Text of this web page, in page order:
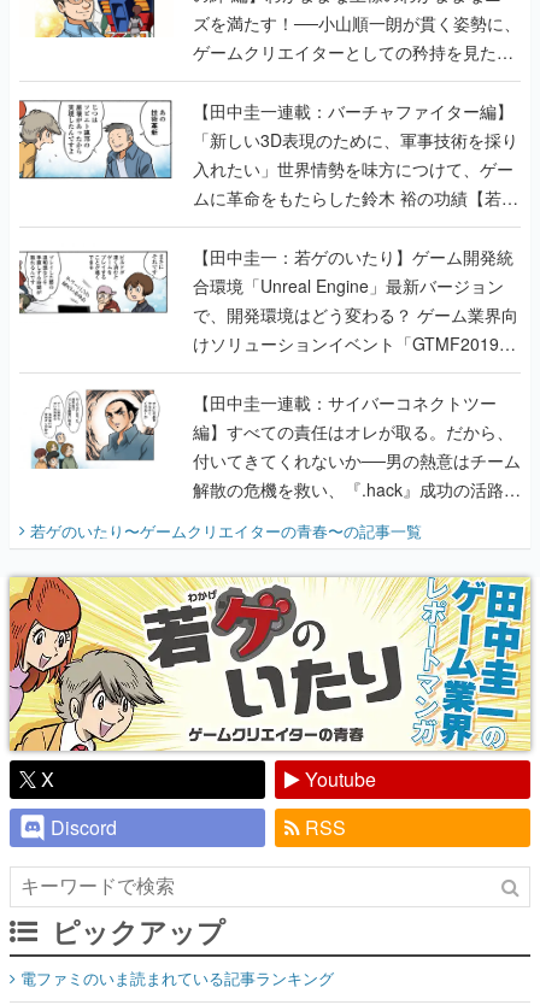
ズを満たす！──小山順一朗が貫く姿勢に、
ゲームクリエイターとしての矜持を見た
【若ゲのいたり最終回】
【田中圭一連載：バーチャファイター編】
「新しい3D表現のために、軍事技術を採り
入れたい」世界情勢を味方につけて、ゲー
ムに革命をもたらした鈴木 裕の功績【若ゲ
のいたり】
【田中圭一：若ゲのいたり】ゲーム開発統
合環境「Unreal Engine」最新バージョン
で、開発環境はどう変わる？ ゲーム業界向
けソリューションイベント「GTMF2019」
に行って、より理解を深めよう【PR】
【田中圭一連載：サイバーコネクトツー
編】すべての責任はオレが取る。だから、
付いてきてくれないか──男の熱意はチーム
解散の危機を救い、『.hack』成功の活路を
開く。業界の快男児・松山 洋に流れる血は
『少年ジャンプ』色だった【若ゲのいた
り】
若ゲのいたり〜ゲームクリエイターの青春〜の記事一覧
X
Youtube
Discord
RSS
ピックアップ
電ファミのいま読まれている記事ランキング